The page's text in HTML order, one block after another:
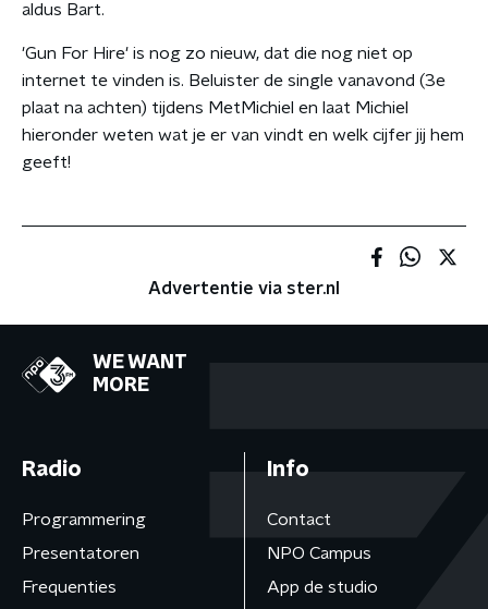
aldus Bart.
'Gun For Hire' is nog zo nieuw, dat die nog niet op
internet te vinden is. Beluister de single vanavond (3e
plaat na achten) tijdens MetMichiel en laat Michiel
hieronder weten wat je er van vindt en welk cijfer jij hem
geeft!
Advertentie via ster.nl
WE WANT
MORE
Radio
Programmering
Presentatoren
Frequenties
Info
Contact
NPO Campus
App de studio